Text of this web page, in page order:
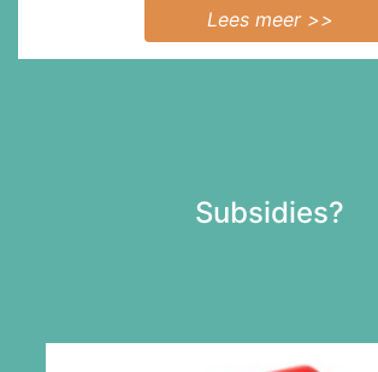
Lees meer >>
Subsidies?